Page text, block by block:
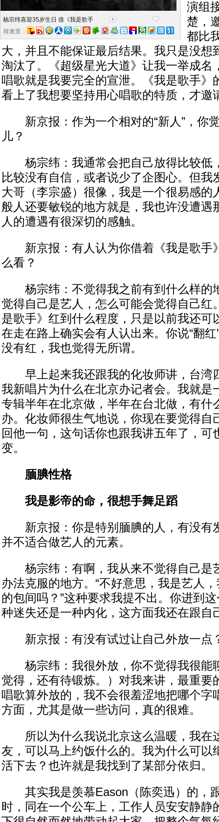
杨宗纬喜迎35岁生日 借《我是歌手
转发至：
演组
楚，
都比
大，并且不能保证最后结果。我只是没想
淘汰了。《超级星光大道》让我一举成名
唱歌就是我要完全的宣泄。《我是歌手》
看上了我想要坚持用心唱歌的特质，才邀
新京报：作为一个相对的“新人”，你
儿？
杨宗纬：我通常会把自己放得比较低
比较没有自信，或者说少了企图心。但我
大哥（李宗盛）很像，我是一个很易感的
般人还要敏锐的地方就是，我也许没遭遇
人的遭遇有很深切的感触。
新京报：有人认为你借着《我是歌手
么看？
杨宗纬：不觉得我之前有到什么样的
觉得自己是艺人，怎么可能会觉得自己红
是歌手》红到什么程度，只是以前我还可
在走在路上确实会有人认出来。你说“翻
没有红，我也觉得无所谓。
早上起来我还跟我的化妆师讲，台湾
我新唱片为什么在北京办记者会。我就是
专辑半年在北京做，半年在台北做，有什
办。化妆师很生气地说，你现在要觉得自
回他一句，这句话你也跟我讲五年了，可
变。
腼腆性格
我是影帝的命，很想手舞足蹈
新京报：你是特别腼腆的人，有没有
并不适合做艺人的元素。
杨宗纬：有啊，我从来不觉得自己是
办法克服的地方。“不好意思，我是艺人
的包间吗？”这种要求我提不出。你进到
种迷失还是一种内化，这方面我还在跟自
新京报：有没有试过让自己外放一点
杨宗纬：我很外放，你不觉得我很能
觉得，还有待锻炼。）对我来讲，最重要
唱歌算外放的，我不会很羞涩地把哪个字
方面，尤其是做一些访问，真的很难。
所以为什么我说北京这么温暖，我在
友，可以马上约饭什么的。我为什么可以
活下去？也许就是我找到了某部分依归。
其实我是羡慕Eason（陈奕迅）的，
时，同在一个公车上，工作人员安安静静